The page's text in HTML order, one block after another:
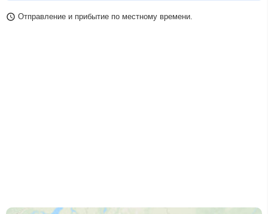
Отправление и прибытие по местному времени.